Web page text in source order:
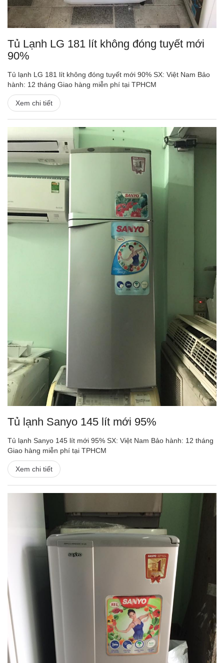
Tủ Lạnh LG 181 lít không đóng tuyết mới
90%
Tủ lạnh LG 181 lít không đóng tuyết mới 90% SX: Việt Nam Bảo
hành: 12 tháng Giao hàng miễn phí tại TPHCM
Xem chi tiết
Tủ lạnh Sanyo 145 lít mới 95%
Tủ lạnh Sanyo 145 lít mới 95% SX: Việt Nam Bảo hành: 12 tháng
Giao hàng miễn phí tại TPHCM
Xem chi tiết